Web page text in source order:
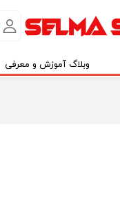
وبلاگ آموزش و معرفی